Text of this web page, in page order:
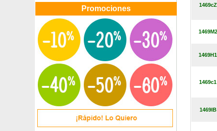
Promociones
Carióptera 'First Choice'
Carióptera 'Worcester Gold'
Carolina del jardín / coronilla
Carpe
Carpe fastigiata
Carpe negro
Carpe Trufero - Tuber Melanosporum
Carpe Trufero - Tuber Uncinatum
Casia corymbosa
Casia floribunda
Casis
Casis blanco autofértil
1469cZ
1469M2
1469H1
1469c1
1469IB